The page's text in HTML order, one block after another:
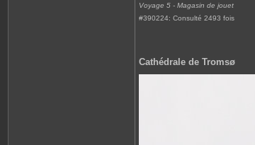
Voyage 5 - Magasin de jouet
#390224: Consulté 2493 fois
Cathédrale de Tromsø